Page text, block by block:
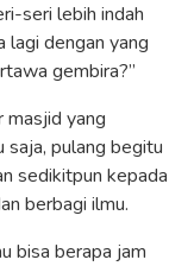
seri lebih indah
lagi dengan yang
gembira?”
masjid yang
pulang begitu
sedikitpun kepada
berbagi ilmu.
bisa berapa jam